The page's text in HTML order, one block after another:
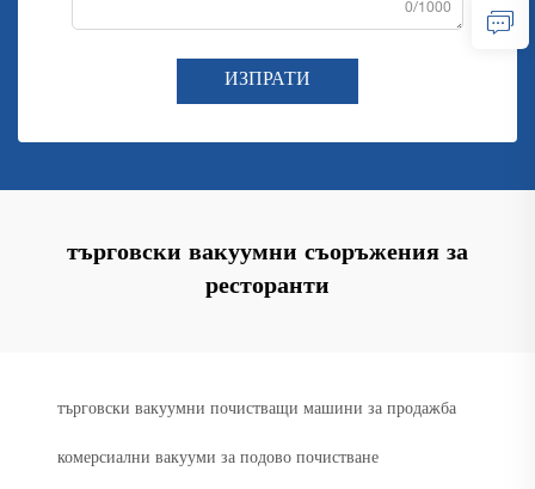
0/1000
ИЗПРАТИ
търговски вакуумни съоръжения за
ресторанти
търговски вакуумни почистващи машини за продажба
комерсиални вакууми за подово почистване